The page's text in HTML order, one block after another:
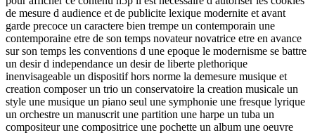
de mesure d audience et de publicite lexique modernite et avant
garde precoce un caractere bien trempe un contemporain une
contemporaine etre de son temps novateur novatrice etre en avance
sur son temps les conventions d une epoque le modernisme se battre
un desir d independance un desir de liberte plethorique
inenvisageable un dispositif hors norme la demesure musique et
creation composer un trio un conservatoire la creation musicale un
style une musique un piano seul une symphonie une fresque lyrique
un orchestre un manuscrit une partition une harpe un tuba un
compositeur une compositrice une pochette un album une oeuvre